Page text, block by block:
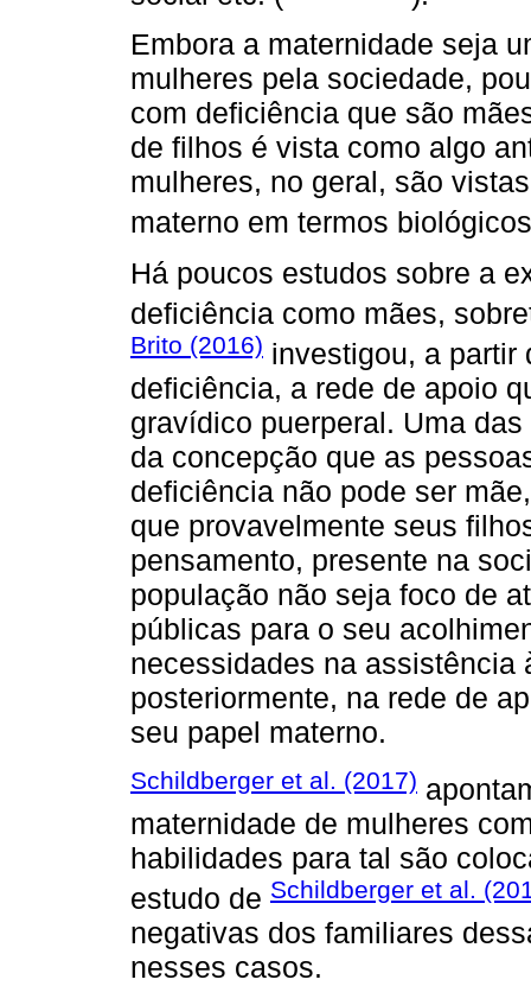
Embora a maternidade seja
mulheres pela sociedade,
com deficiência que são
de filhos é vista como algo
mulheres, no geral, são
materno em termos
Há poucos estudos sobre a
deficiência como mães,
Brito (2016) investigou, a partir
deficiência, a rede de apoio
gravídico puerperal. Uma
da concepção que as
deficiência não pode ser
que provavelmente seus
pensamento, presente na
população não seja foco de
públicas para o seu
necessidades na assistência
posteriormente, na rede de
seu papel materno.
Schildberger et al. (2017)
maternidade de mulheres
habilidades para tal são
estudo de Schildberger et al.
negativas dos familiares
nesses casos.